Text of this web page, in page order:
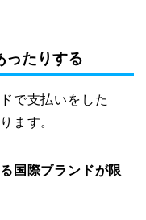
ったりする
で支払いをした
ます。
国際ブランドが限